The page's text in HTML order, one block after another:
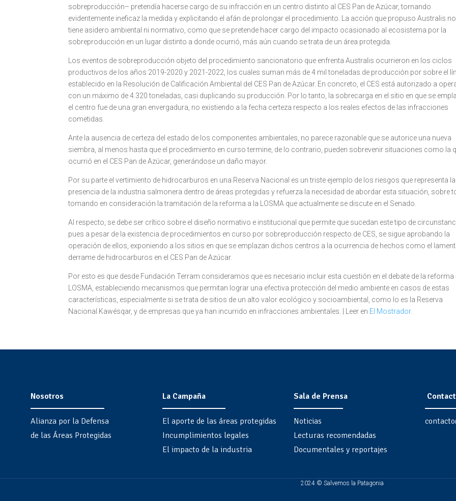
sobreproducción– pretendía hacerse cargo de su infracción en un centro distinto al CES Pan de Azúcar, tornando
evidentemente ineficaz la medida y explicitando el afán de prolongar el procedimiento. La acción que propuso Australis no
tiene asidero ambiental ni normativo, como que se pretende hacer cargo del impacto ocasionado al ecosistema por la
sobreproducción en un lugar distinto a donde ocurrió, más aún cuando se trata de un área protegida.
Los eventos de sobreproducción objeto del procedimiento sancionatorio que enfrenta Australis ocurrieron en los ciclos
productivos de los años 2019-2020 y 2021-2022, los cuales suman más de 4 mil toneladas de producción por sobre el
establecido en la Resolución de Calificación Ambiental del CES Pan de Azúcar. En concreto, el CES está autorizado a
con un máximo de 4.320 toneladas, casi duplicando su producción. Por lo tanto, la sobrecarga en el sitio en que se
el centro fue de una gran envergadura, no existiendo a la fecha certeza respecto a los reales efectos de las infracciones
cometidas.
Ante la ausencia de certeza del estado de los componentes ambientales, no parece razonable que se autorice una nueva
siembra, al menos hasta que el procedimiento en curso termine, de lo contrario, pueden sobrevenir situaciones como la
ocurrió en el CES Pan de Azúcar, generándose un daño mayor.
Por su parte el vertimiento de hidrocarburos en una Reserva Nacional es un triste ejemplo de los riesgos que representa la
presencia de la industria salmonera dentro de áreas protegidas y refuerza la necesidad de abordar esta situación, sobre
tomando en consideración la tramitación de la reforma a la LOSMA que actualmente se discute en el Senado.
Al respecto, se debe ser crítico sobre el diseño normativo e institucional que permite que sucedan este tipo de
pues a pesar de la existencia de procedimientos en curso por sobreproducción respecto de CES, se sigue aprobando la
operación de ellos, exponiendo a los sitios en que se emplazan dichos centros a la ocurrencia de hechos como el
derrame de hidrocarburos en el CES Pan de Azúcar.
Por esto es que desde Fundación Terram consideramos que es necesario incluir esta cuestión en el debate de la reforma
LOSMA, estableciendo mecanismos que permitan lograr una efectiva protección del medio ambiente en casos de estas
características, especialmente si se trata de sitios de un alto valor ecológico y socioambiental, como lo es la Reserva
Nacional Kawésqar, y de empresas que ya han incurrido en infracciones ambientales. | Leer en El Mostrador.
Nosotros
Alianza por la Defensa
de las Áreas Protegidas
La Campaña
El aporte de las áreas protegidas
Incumplimientos legales
El impacto de la industria
Sala de Prensa
Noticias
Lecturas recomendadas
Documentales y reportajes
2024 © Salvemos la Patagonia